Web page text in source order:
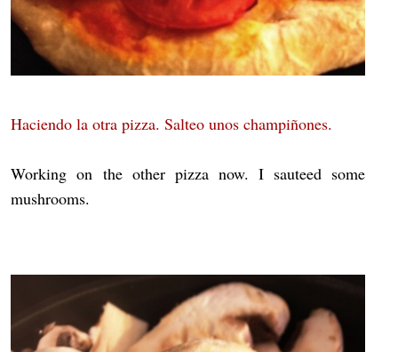
Haciendo la otra pizza. Salteo unos champiñones.
Working on the other pizza now. I sauteed some
mushrooms.